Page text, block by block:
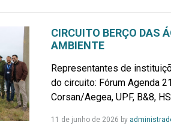
CIRCUITO BERÇO DAS
AMBIENTE
Representantes de
do circuito: Fórum Agenda
Corsan/Aegea, UPF, B&8,
11 de junho de 2026 by